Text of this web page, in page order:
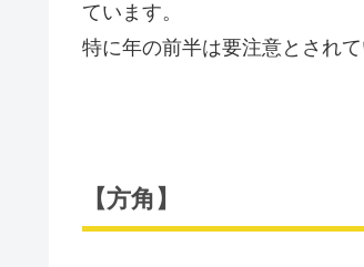
ています。
特に年の前半は要注意とされて
【方角】